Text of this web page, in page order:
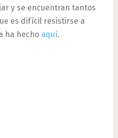
y se encuentran tantos
es difícil resistirse a
ha hecho aquí.